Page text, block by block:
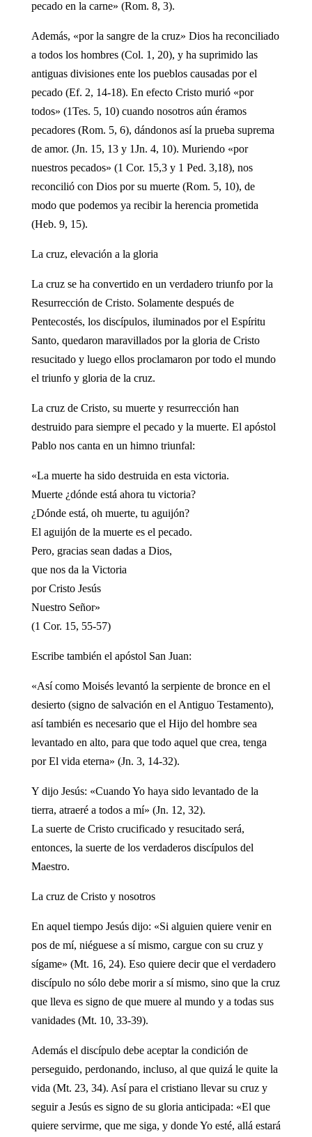
pecado en la carne» (Rom. 8, 3).
Además, «por la sangre de la cruz» Dios ha reconciliado
a todos los hombres (Col. 1, 20), y ha suprimido las
antiguas divisiones ente los pueblos causadas por el
pecado (Ef. 2, 14-18). En efecto Cristo murió «por
todos» (1Tes. 5, 10) cuando nosotros aún éramos
pecadores (Rom. 5, 6), dándonos así la prueba suprema
de amor. (Jn. 15, 13 y 1Jn. 4, 10). Muriendo «por
nuestros pecados» (1 Cor. 15,3 y 1 Ped. 3,18), nos
reconcilió con Dios por su muerte (Rom. 5, 10), de
modo que podemos ya recibir la herencia prometida
(Heb. 9, 15).
La cruz, elevación a la gloria
La cruz se ha convertido en un verdadero triunfo por la
Resurrección de Cristo. Solamente después de
Pentecostés, los discípulos, iluminados por el Espíritu
Santo, quedaron maravillados por la gloria de Cristo
resucitado y luego ellos proclamaron por todo el mundo
el triunfo y gloria de la cruz.
La cruz de Cristo, su muerte y resurrección han
destruido para siempre el pecado y la muerte. El apóstol
Pablo nos canta en un himno triunfal:
«La muerte ha sido destruida en esta victoria.
Muerte ¿dónde está ahora tu victoria?
¿Dónde está, oh muerte, tu aguijón?
El aguijón de la muerte es el pecado.
Pero, gracias sean dadas a Dios,
que nos da la Victoria
por Cristo Jesús
Nuestro Señor»
(1 Cor. 15, 55-57)
Escribe también el apóstol San Juan:
«Así como Moisés levantó la serpiente de bronce en el
desierto (signo de salvación en el Antiguo Testamento),
así también es necesario que el Hijo del hombre sea
levantado en alto, para que todo aquel que crea, tenga
por El vida eterna» (Jn. 3, 14-32).
Y dijo Jesús: «Cuando Yo haya sido levantado de la
tierra, atraeré a todos a mí» (Jn. 12, 32).
La suerte de Cristo crucificado y resucitado será,
entonces, la suerte de los verdaderos discípulos del
Maestro.
La cruz de Cristo y nosotros
En aquel tiempo Jesús dijo: «Si alguien quiere venir en
pos de mí, niéguese a sí mismo, cargue con su cruz y
sígame» (Mt. 16, 24). Eso quiere decir que el verdadero
discípulo no sólo debe morir a sí mismo, sino que la cruz
que lleva es signo de que muere al mundo y a todas sus
vanidades (Mt. 10, 33-39).
Además el discípulo debe aceptar la condición de
perseguido, perdonando, incluso, al que quizá le quite la
vida (Mt. 23, 34). Así para el cristiano llevar su cruz y
seguir a Jesús es signo de su gloria anticipada: «El que
quiere servirme, que me siga, y donde Yo esté, allá estará